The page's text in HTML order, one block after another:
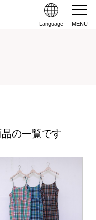
Language MENU
の一覧です